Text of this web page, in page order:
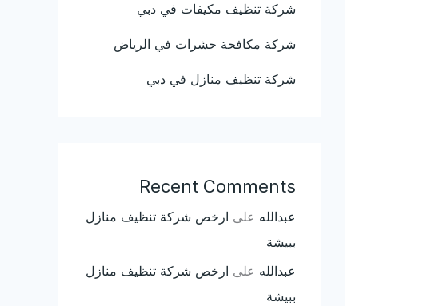
شركة تنظيف مكيفات في دبي
شركة مكافحة حشرات في الرياض
شركة تنظيف منازل في دبي
Recent Comments
عبدالله على ارخص شركة تنظيف منازل
ببيشة
عبدالله على ارخص شركة تنظيف منازل
ببيشة